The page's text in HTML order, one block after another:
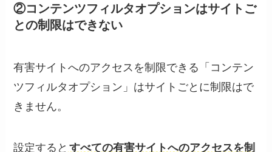
②コンテンツフィルタオプションはサイトご
との制限はできない
有害サイトへのアクセスを制限できる「コンテン
ツフィルタオプション」はサイトごとに制限はで
きません。
設定すると すべての有害サイトへのアクセスを制